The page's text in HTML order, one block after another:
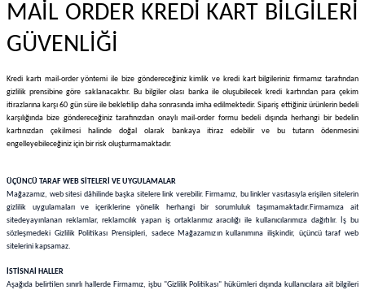
Vezin Kapları
MAİL ORDER KREDİ KART BİLGİLERİ
GÜVENLİĞİ
Kredi kartı mail-order yöntemi ile bize göndereceğiniz kimlik ve kredi kart bilgileriniz firmamız tarafından
gizlilik prensibine göre saklanacaktır. Bu bilgiler olası banka ile oluşubilecek kredi kartından para çekim
itirazlarına karşı 60 gün süre ile bekletilip daha sonrasında imha edilmektedir. Sipariş ettiğiniz ürünlerin bedeli
karşılığında bize göndereceğiniz tarafınızdan onaylı mail-order formu bedeli dışında herhangi bir bedelin
kartınızdan çekilmesi halinde doğal olarak bankaya itiraz edebilir ve bu tutarın ödenmesini
engelleyebileceğiniz için bir risk oluşturmamaktadır.
ÜÇÜNCÜ TARAF WEB SİTELERİ VE UYGULAMALAR
Mağazamız, web sitesi dâhilinde başka sitelere link verebilir. Firmamız, bu linkler vasıtasıyla erişilen sitelerin
gizlilik uygulamaları ve içeriklerine yönelik herhangi bir sorumluluk taşımamaktadır.Firmamıza ait
sitedeyayınlanan reklamlar, reklamcılık yapan iş ortaklarımız aracılığı ile kullanıcılarımıza dağıtılır. İş bu
sözleşmedeki Gizlilik Politikası Prensipleri, sadece Mağazamızın kullanımına ilişkindir, üçüncü taraf web
sitelerini kapsamaz.
İSTİSNAİ HALLER
Aşağıda belirtilen sınırlı hallerde Firmamız, işbu "Gizlilik Politikası" hükümleri dışında kullanıcılara ait bilgileri